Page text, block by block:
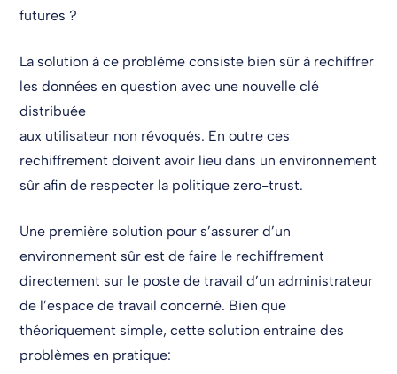
futures ?
La solution à ce problème consiste bien sûr à rechiffrer
les données en question avec une nouvelle clé
distribuée
aux utilisateur non révoqués. En outre ces
rechiffrement doivent avoir lieu dans un environnement
sûr afin de respecter la politique zero-trust.
Une première solution pour s’assurer d’un
environnement sûr est de faire le rechiffrement
directement sur le poste de travail d’un administrateur
de l’espace de travail concerné. Bien que
théoriquement simple, cette solution entraine des
problèmes en pratique: